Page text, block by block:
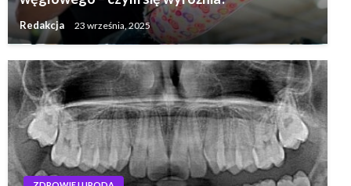
Redakcja 23 września, 2025